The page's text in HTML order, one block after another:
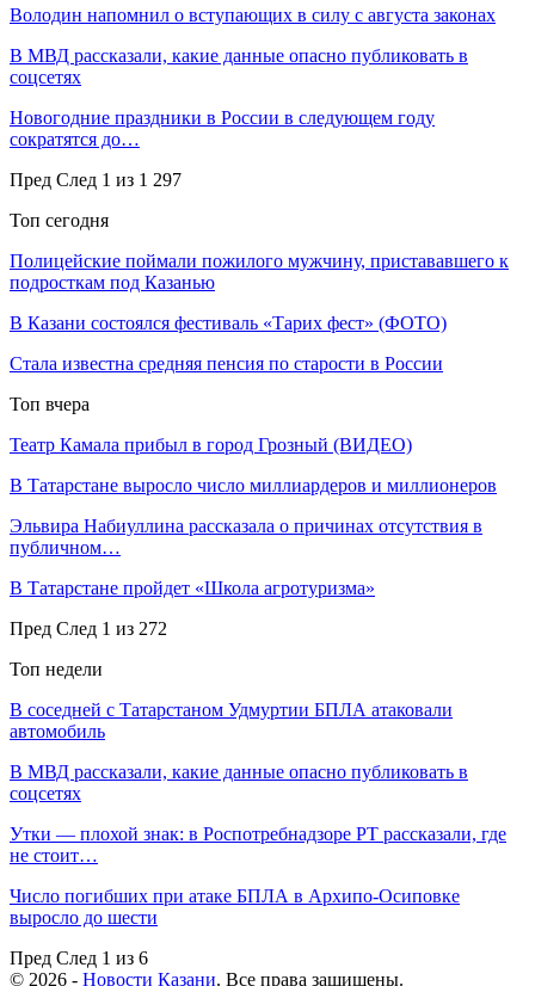
Володин напомнил о вступающих в силу с августа законах
В МВД рассказали, какие данные опасно публиковать в
соцсетях
Новогодние праздники в России в следующем году
сократятся до…
Пред След 1 из 1 297
Топ сегодня
Полицейские поймали пожилого мужчину, пристававшего к
подросткам под Казанью
В Казани состоялся фестиваль «Тарих фест» (ФОТО)
Стала известна средняя пенсия по старости в России
Топ вчера
Театр Камала прибыл в город Грозный (ВИДЕО)
В Татарстане выросло число миллиардеров и миллионеров
Эльвира Набиуллина рассказала о причинах отсутствия в
публичном…
В Татарстане пройдет «Школа агротуризма»
Пред След 1 из 272
Топ недели
В соседней с Татарстаном Удмуртии БПЛА атаковали
автомобиль
В МВД рассказали, какие данные опасно публиковать в
соцсетях
Утки — плохой знак: в Роспотребнадзоре РТ рассказали, где
не стоит…
Число погибших при атаке БПЛА в Архипо-Осиповке
выросло до шести
Пред След 1 из 6
© 2026 - Новости Казани. Все права защищены.